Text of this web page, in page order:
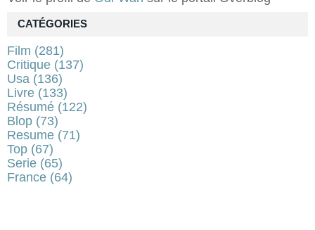
CATÉGORIES
Film (281)
Critique (137)
Usa (136)
Livre (133)
Résumé (122)
Blop (73)
Resume (71)
Top (67)
Serie (65)
France (64)